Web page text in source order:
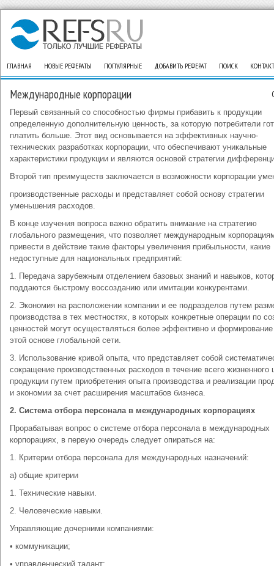
ГЛАВНАЯ НОВЫЕ РЕФЕРАТЫ ПОПУЛЯРНЫЕ ДОБАВИТЬ РЕФЕРАТ ПОИСК
Международные корпорации
Первый связанный со способностью фирмы прибавить к продукции
определенную дополнительную ценность, за которую потребители
платить больше. Этот вид основывается на эффективных научно-
технических разработках корпорации, что обеспечивают уникальные
характеристики продукции и являются основой стратегии
Второй тип преимуществ заключается в возможности корпорации
производственные расходы и представляет собой основу стратегии
уменьшения расходов.
В конце изучения вопроса важно обратить внимание на стратегию
глобального размещения, что позволяет международным
привести в действие такие факторы увеличения прибыльности, какие
недоступные для национальных предприятий:
1. Передача зарубежным отделением базовых знаний и навыков,
поддаются быстрому воссозданию или имитации конкурентами.
2. Экономия на расположении компании и ее подразделов путем
производства в тех местностях, в которых конкретные операции по
ценностей могут осуществляться более эффективно и
этой основе глобальной сети.
3. Использование кривой опыта, что представляет собой
сокращение производственных расходов в течение всего жизненного
продукции путем приобретения опыта производства и реализации
и экономии за счет расширения масштабов бизнеса.
2. Система отбора персонала в международных корпорациях
Прорабатывая вопрос о системе отбора персонала в международных
корпорациях, в первую очередь следует опираться на:
1. Критерии отбора персонала для международных назначений:
а) общие критерии
1. Технические навыки.
2. Человеческие навыки.
Управляющие дочерними компаниями:
• коммуникации;
• управленческий талант;